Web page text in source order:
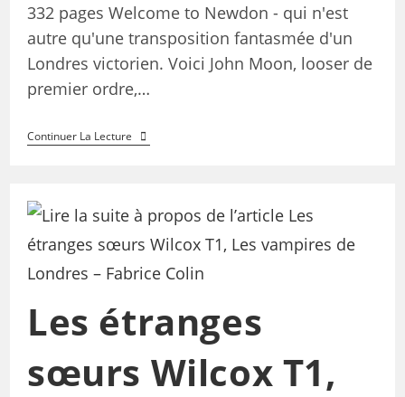
332 pages Welcome to Newdon - qui n'est
autre qu'une transposition fantasmée d'un
Londres victorien. Voici John Moon, looser de
premier ordre,…
Continuer La Lecture
Les étranges
sœurs Wilcox T1,